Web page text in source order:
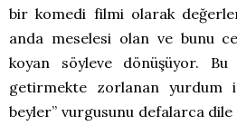
bir komedi filmi olarak
anda meselesi olan ve bunu
koyan söyleve dönüşüyor.
getirmekte zorlanan yurdum
beyler” vurgusunu defalarca